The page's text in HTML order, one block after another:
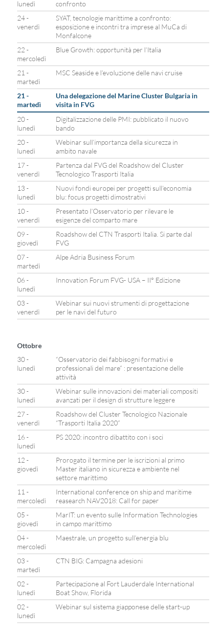
lunedì
confronto
24 -
venerdì
SYAT, tecnologie marittime a confronto:
esposizione e incontri tra imprese al MuCa di
Monfalcone
22 -
mercoledì
Blue Growth: opportunità per l’Italia
21 -
martedì
MSC Seaside e l’evoluzione delle navi cruise
21 -
martedì
Una delegazione del Marine Cluster Bulgaria in
visita in FVG
20 -
lunedì
Digitalizzazione delle PMI: pubblicato il nuovo
bando
20 -
lunedì
Webinar sull’importanza della sicurezza in
ambito navale
17 -
venerdì
Partenza dal FVG del Roadshow del Cluster
Tecnologico Trasporti Italia
13 -
lunedì
Nuovi fondi europei per progetti sull’economia
blu: focus progetti dimostrativi
10 -
venerdì
Presentato l’Osservatorio per rilevare le
esigenze del comparto mare
09 -
giovedì
Roadshow del CTN Trasporti Italia. Si parte dal
FVG
07 -
martedì
Alpe Adria Business Forum
06 -
lunedì
Innovation Forum FVG- USA – II° Edizione
03 -
venerdì
Webinar sui nuovi strumenti di progettazione
per le navi del futuro
Ottobre
30 -
lunedì
“Osservatorio dei fabbisogni formativi e
professionali del mare” : presentazione delle
attività
30 -
lunedì
Webinar sulle innovazioni dei materiali compositi
avanzati per il design di strutture leggere
27 -
venerdì
Roadshow del Cluster Tecnologico Nazionale
“Trasporti Italia 2020”
16 -
lunedì
PS 2020: incontro dibattito con i soci
12 -
giovedì
Prorogato il termine per le iscrizioni al primo
Master italiano in sicurezza e ambiente nel
settore marittimo
11 -
mercoledì
International conference on ship and maritime
reasearch NAV2018: Call for paper
05 -
giovedì
MarIT: un evento sulle Information Technologies
in campo marittimo
04 -
mercoledì
Maestrale, un progetto sull’energia blu
03 -
martedì
CTN BIG: Campagna adesioni
02 -
lunedì
Partecipazione al Fort Lauderdale International
Boat Show, Florida
02 -
lunedì
Webinar sul sistema giapponese delle start-up